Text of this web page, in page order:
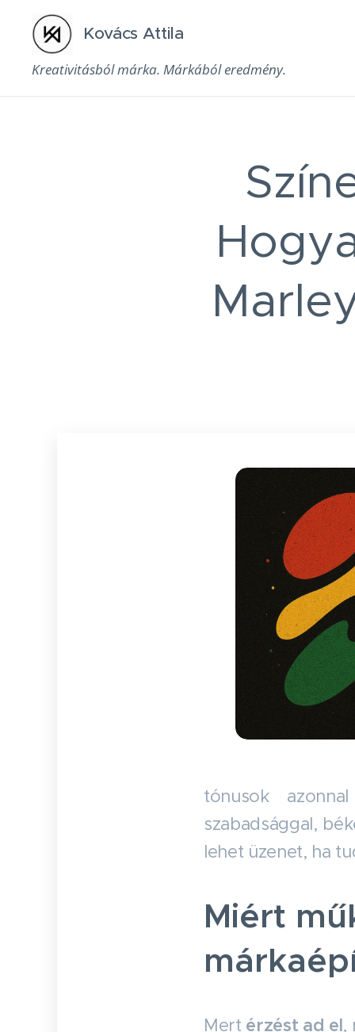
Kovács Attila
Kreativitásból márka. Márkából eredmény.
tónusok
szabadsággal,
lehet üzenet, ha
Miért
Mert érzést ad el,